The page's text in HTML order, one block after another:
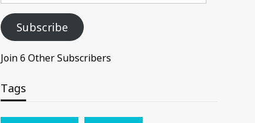
Subscribe
Join 6 Other Subscribers
Tags